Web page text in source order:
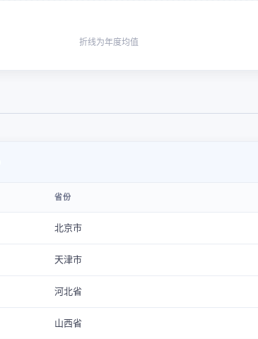
折线为年度均值
省份
北京市
天津市
河北省
山西省